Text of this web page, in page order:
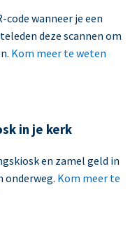
code wanneer je een
deze scannen om
Kom meer te weten
in je kerk
en zamel geld in
onderweg. Kom meer te